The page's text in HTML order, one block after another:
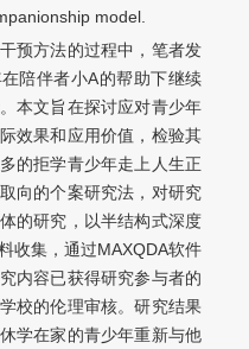
model.
预方法的过程中，笔者发
陪伴者小A的帮助下继续
本文旨在探讨应对青少年
效果和应用价值，检验其
的拒学青少年走上人生正
向的个案研究法，对研究
的研究，以半结构式深度
收集，通过MAXQDA软件
内容已获得研究参与者的
校的伦理审核。研究结果
学在家的青少年重新与他